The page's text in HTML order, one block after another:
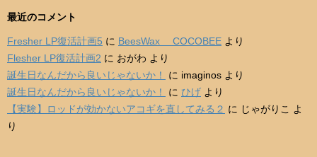
最近のコメント
Fresher LP復活計画5 に BeesWax COCOBEE より
Flesher LP復活計画2 に おがわ より
誕生日なんだから良いじゃないか！
に imaginos より
誕生日なんだから良いじゃないか！
に ひげ より
【実験】ロッドが効かないアコギを直してみる２ に じゃがりこ
よ
り